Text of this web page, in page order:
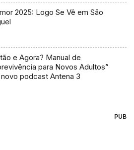
2025: Logo Se Vê em São
e Agora? Manual de
para Novos Adultos”
podcast Antena 3
PUB